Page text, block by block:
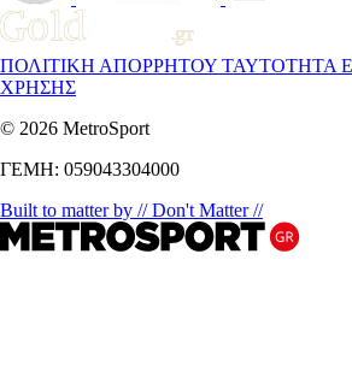
ΠΟΛΙΤΙΚΗ ΑΠΟΡΡΗΤΟΥ ΤΑΥΤΟΤΗΤΑ
ΧΡΗΣΗΣ
© 2026 MetroSport
ΓΕΜΗ: 059043304000
Built to matter by // Don't Matter //